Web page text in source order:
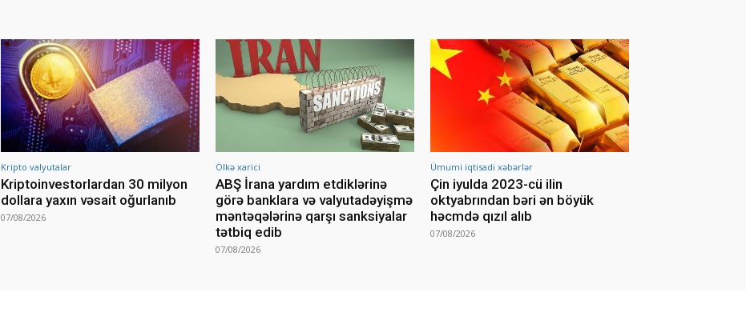
Kripto valyutalar
Kriptoinvestorlardan 30 milyon
dollara yaxın vəsait oğurlanıb
07/08/2026
Ölkə xarici
ABŞ İrana yardım etdiklərinə
görə banklara və valyutadəyişmə
məntəqələrinə qarşı sanksiyalar
tətbiq edib
07/08/2026
Ümumi iqtisadi xəbərlər
Çin iyulda 2023-cü ilin
oktyabrından bəri ən böyük
həcmdə qızıl alıb
07/08/2026